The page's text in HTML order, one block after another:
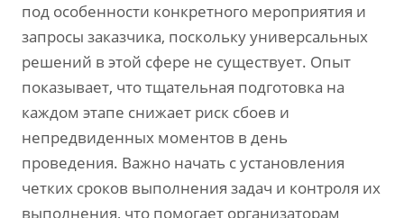
под особенности конкретного мероприятия и
запросы заказчика, поскольку универсальных
решений в этой сфере не существует. Опыт
показывает, что тщательная подготовка на
каждом этапе снижает риск сбоев и
непредвиденных моментов в день
проведения. Важно начать с установления
четких сроков выполнения задач и контроля их
выполнения, что помогает организаторам